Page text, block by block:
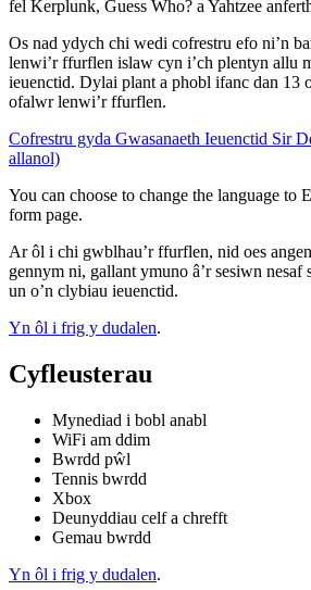
fel Kerplunk, Guess Who? a Yahtzee
Os nad ydych chi wedi cofrestru efo ni’n
lenwi’r ffurflen islaw cyn i’ch plentyn allu
ieuenctid. Dylai plant a phobl ifanc dan 13
ofalwr lenwi’r ffurflen.
Cofrestru gyda Gwasanaeth Ieuenctid Sir
allanol)
You can choose to change the language to
form page.
Ar ôl i chi gwblhau’r ffurflen, nid oes
gennym ni, gallant ymuno â’r sesiwn
un o’n clybiau ieuenctid.
Yn ôl i frig y dudalen.
Cyfleusterau
Mynediad i bobl anabl
WiFi am ddim
Bwrdd pŵl
Tennis bwrdd
Xbox
Deunyddiau celf a chrefft
Gemau bwrdd
Yn ôl i frig y dudalen.